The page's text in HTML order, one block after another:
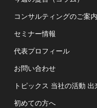
コンサルティングのご案内
セミナー情報
代表プロフィール
お問い合わせ
トピックス 当社の活動 出
初めての方へ